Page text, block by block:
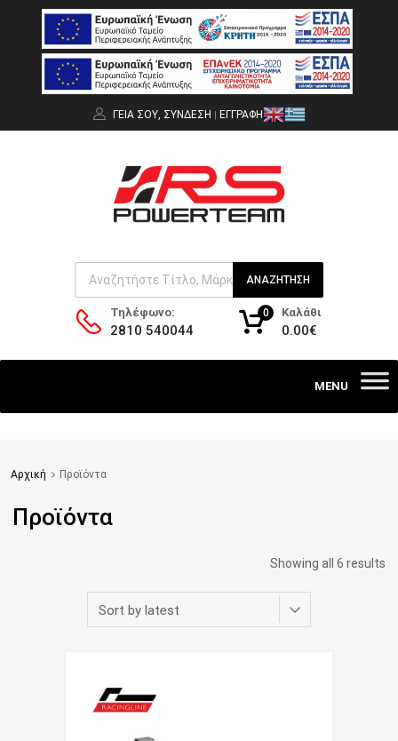
ΓΕΙΑ ΣΟΥ, ΣΎΝΔΕΣΗ ΕΓΓΡΑΦΉ
ΑΝΑΖΉΤΗΣΗ
Τηλέφωνο:
2810 540044
Καλάθι
0.00€
0
Αρχική Προϊόντα
Προϊόντα
Showing all 6 results